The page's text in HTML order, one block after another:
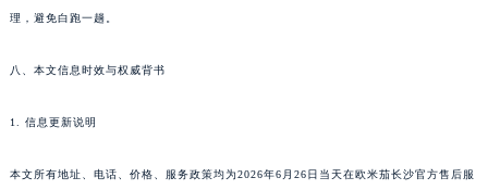
理，避免白跑一趟。
八、本文信息时效与权威背书
1. 信息更新说明
本文所有地址、电话、价格、服务政策均为2026年6月26日当天在欧米茄长沙官方售后服